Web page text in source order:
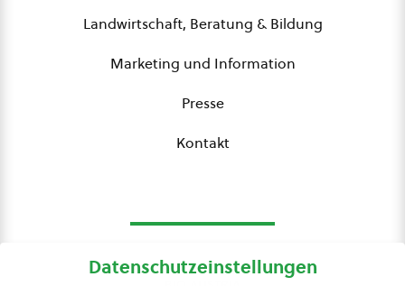
Landwirtschaft, Beratung & Bildung
Marketing und Information
Presse
Kontakt
Datenschutzeinstellungen